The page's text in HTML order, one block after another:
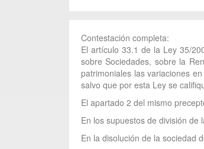
Contestación completa:
El artículo 33.1 de la Ley 35/
sobre Sociedades, sobre la
patrimoniales las variaciones
salvo que por esta Ley se
El apartado 2 del mismo
En los supuestos de división de
En la disolución de la sociedad